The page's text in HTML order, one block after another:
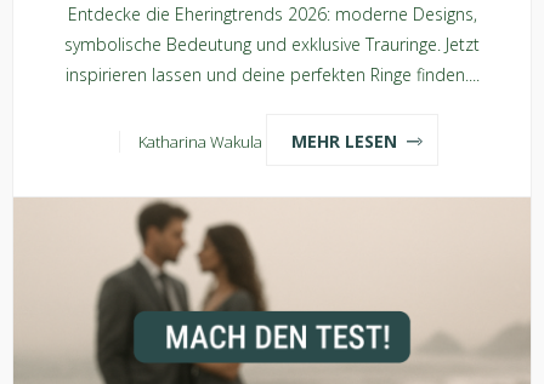
Entdecke die Eheringtrends 2026: moderne Designs,
symbolische Bedeutung und exklusive Trauringe. Jetzt
inspirieren lassen und deine perfekten Ringe finden....
Katharina Wakula MEHR LESEN